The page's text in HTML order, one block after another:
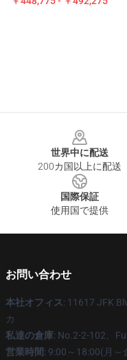
世界中に配送
200カ国以上に配送
国際保証
使用国で提供
お問い合わせ
本社オフィス: 11617 JFK
カ
私達の倉庫: No.2-2-102、
営業時間: 9:00～18:00(月～